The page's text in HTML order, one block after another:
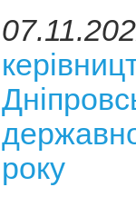
року